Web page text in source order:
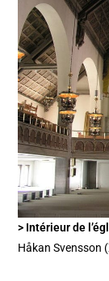
> Intérieur de
Håkan Svensson